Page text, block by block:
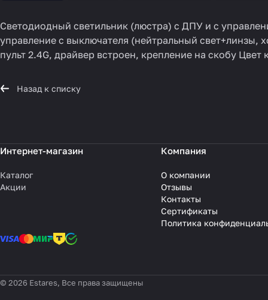
Светодиодный светильник (люстра) с ДПУ и с
управление с выключателя (нейтральный
пульт 2.4G, драйвер встроен, крепление на скобу
Назад к списку
Интернет-магазин
Каталог
Акции
Компания
О компании
Отзывы
Контакты
Сертификаты
Политика
© 2026 Estares, Все права защищены